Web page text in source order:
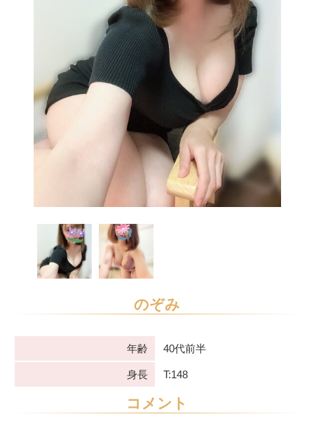
のぞみ
年齢 40代前半
身長 T:148
コメント